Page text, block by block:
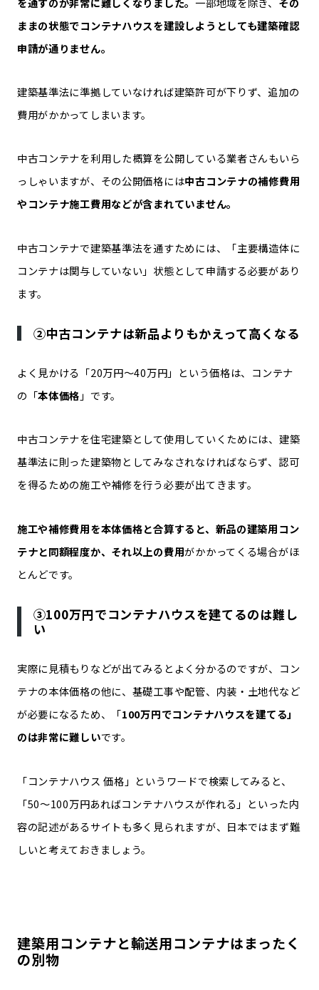
ままの状態でコンテナハウスを建設しようとしても建築確認
申請が通りません。
建築基準法に準拠していなければ建築許可が下りず、追加の
費用がかかってしまいます。
中古コンテナを利用した概算を公開している業者さんもいら
っしゃいますが、その公開価格には中古コンテナの補修費用
やコンテナ施工費用などが含まれていません。
中古コンテナで建築基準法を通すためには、「主要構造体に
コンテナは関与していない」状態として申請する必要があり
ます。
②中古コンテナは新品よりもかえって高くなる
よく見かける「20万円～40万円」という価格は、コンテナ
の「本体価格 」です。
中古コンテナを住宅建築として使用していくためには、建築
基準法に則った建築物としてみなされなければならず、認可
を得るための施工や補修を行う必要が出てきます。
施工や補修費用を本体価格と合算すると、新品の建築用コン
テナと同額程度か、それ以上の費用がかかってくる場合がほ
とんどです。
③100万円でコンテナハウスを建てるのは難し
い
実際に見積もりなどが出てみるとよく分かるのですが、コン
テナの本体価格の他に、基礎工事や配管、内装・土地代など
が必要になるため、「100万円でコンテナハウスを建てる」
のは非常に難しいです。
「コンテナハウス 価格」というワードで検索してみると、
「50〜100万円あればコンテナハウスが作れる」といった内
容の記述があるサイトも多く見られますが、日本ではまず難
しいと考えておきましょう。
建築用コンテナと輸送用コンテナはまったく
の別物